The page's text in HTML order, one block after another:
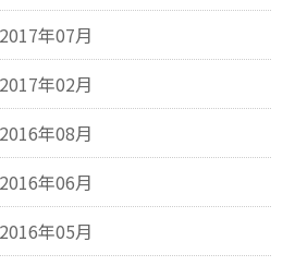
2017年07月
2017年02月
2016年08月
2016年06月
2016年05月